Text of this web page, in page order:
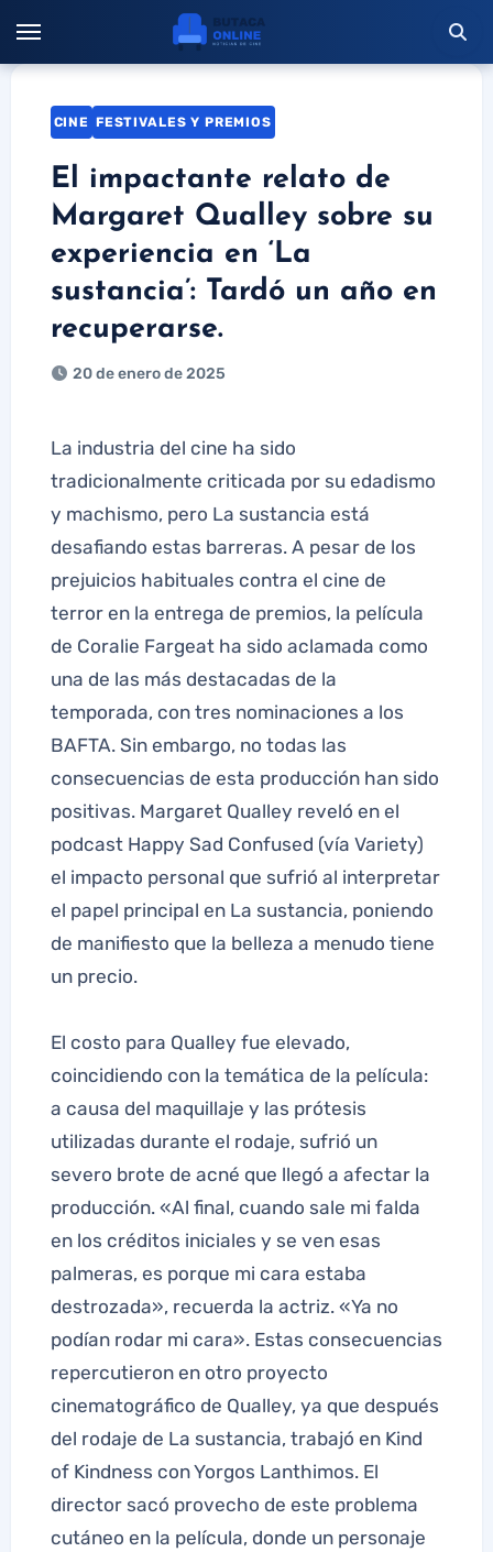
contenido
CINE FESTIVALES Y PREMIOS
El impactante relato de
Margaret Qualley sobre su
experiencia en ‘La
sustancia’: Tardó un año en
recuperarse.
20 de enero de 2025
La industria del cine ha sido
tradicionalmente criticada por su edadismo
y machismo, pero La sustancia está
desafiando estas barreras. A pesar de los
prejuicios habituales contra el cine de
terror en la entrega de premios, la película
de Coralie Fargeat ha sido aclamada como
una de las más destacadas de la
temporada, con tres nominaciones a los
BAFTA. Sin embargo, no todas las
consecuencias de esta producción han sido
positivas. Margaret Qualley reveló en el
podcast Happy Sad Confused (vía Variety)
el impacto personal que sufrió al interpretar
el papel principal en La sustancia, poniendo
de manifiesto que la belleza a menudo tiene
un precio.
El costo para Qualley fue elevado,
coincidiendo con la temática de la película:
a causa del maquillaje y las prótesis
utilizadas durante el rodaje, sufrió un
severo brote de acné que llegó a afectar la
producción. «Al final, cuando sale mi falda
en los créditos iniciales y se ven esas
palmeras, es porque mi cara estaba
destrozada», recuerda la actriz. «Ya no
podían rodar mi cara». Estas consecuencias
repercutieron en otro proyecto
cinematográfico de Qualley, ya que después
del rodaje de La sustancia, trabajó en Kind
of Kindness con Yorgos Lanthimos. El
director sacó provecho de este problema
cutáneo en la película, donde un personaje